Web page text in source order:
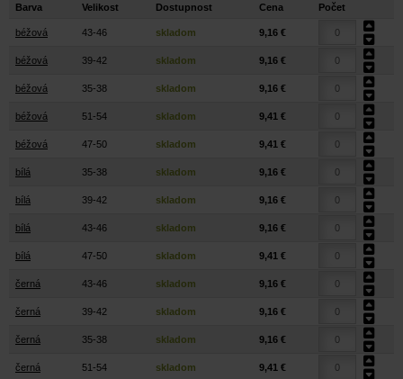
Barva Velikost Dostupnost Cena Počet
béžová 43-46 skladom 9,16 €
béžová 39-42 skladom 9,16 €
béžová 35-38 skladom 9,16 €
béžová 51-54 skladom 9,41 €
béžová 47-50 skladom 9,41 €
bílá 35-38 skladom 9,16 €
bílá 39-42 skladom 9,16 €
bílá 43-46 skladom 9,16 €
bílá 47-50 skladom 9,41 €
černá 43-46 skladom 9,16 €
černá 39-42 skladom 9,16 €
černá 35-38 skladom 9,16 €
černá 51-54 skladom 9,41 €